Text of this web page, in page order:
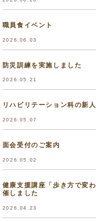
職員食イベント
2026.06.03
防災訓練を実施しました
2026.05.21
リハビリテーション科の新
2026.05.07
面会受付のご案内
2026.05.02
健康支援講座「歩き方で変
催しました
2026.04.23